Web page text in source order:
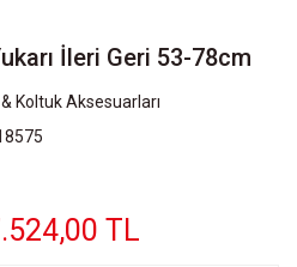
İleri Geri 53-78cm
Koltuk Aksesuarları
TL